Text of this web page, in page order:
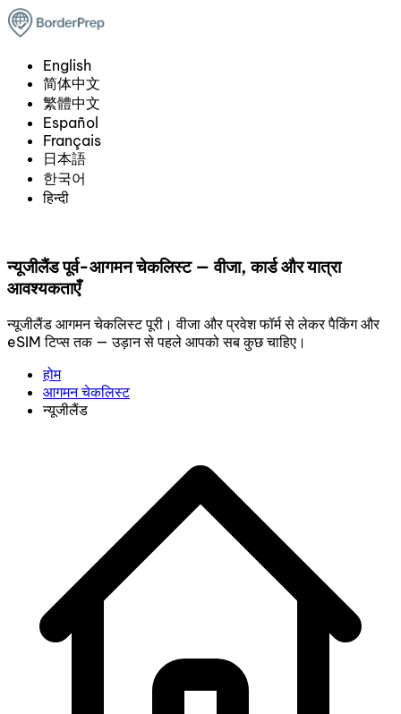
English
简体中文
繁體中文
Español
Français
日本語
한국어
हिन्दी
न्यूजीलैंड पूर्व-आगमन चेकलिस्ट — वीजा, कार्ड और यात्रा
आवश्यकताएँ
न्यूजीलैंड आगमन चेकलिस्ट पूरी। वीजा और प्रवेश फॉर्म से लेकर पैकिंग और
eSIM टिप्स तक — उड़ान से पहले आपको सब कुछ चाहिए।
होम
आगमन चेकलिस्ट
न्यूजीलैंड